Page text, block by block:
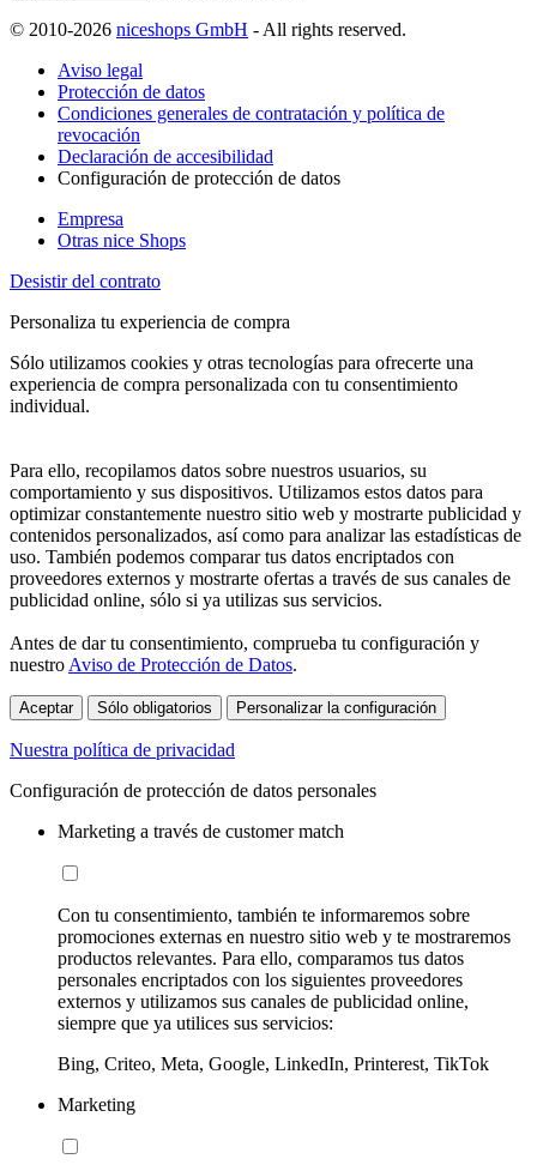
© 2010-2026 niceshops GmbH - All rights reserved.
Aviso legal
Protección de datos
Condiciones generales de contratación y política de
revocación
Declaración de accesibilidad
Configuración de protección de datos
Empresa
Otras nice Shops
Desistir del contrato
Personaliza tu experiencia de compra
Sólo utilizamos cookies y otras tecnologías para ofrecerte una
experiencia de compra personalizada con tu consentimiento
individual.
Para ello, recopilamos datos sobre nuestros usuarios, su
comportamiento y sus dispositivos. Utilizamos estos datos para
optimizar constantemente nuestro sitio web y mostrarte publicidad y
contenidos personalizados, así como para analizar las estadísticas de
uso. También podemos comparar tus datos encriptados con
proveedores externos y mostrarte ofertas a través de sus canales de
publicidad online, sólo si ya utilizas sus servicios.
Antes de dar tu consentimiento, comprueba tu configuración y
nuestroAviso de Protección de Datos.
Aceptar Sólo obligatorios Personalizar la configuración
Nuestra política de privacidad
Configuración de protección de datos personales
Marketing a través de customer match
Con tu consentimiento, también te informaremos sobre
promociones externas en nuestro sitio web y te mostraremos
productos relevantes. Para ello, comparamos tus datos
personales encriptados con los siguientes proveedores
externos y utilizamos sus canales de publicidad online,
siempre que ya utilices sus servicios:
Bing, Criteo, Meta, Google, LinkedIn, Printerest, TikTok
Marketing